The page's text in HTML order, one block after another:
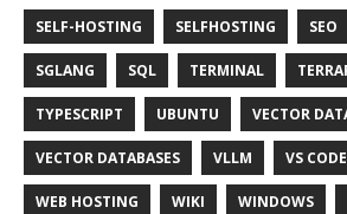
SELF-HOSTING SELFHOSTING SEO
SGLANG SQL TERMINAL
TYPESCRIPT UBUNTU VECTOR
VECTOR DATABASES VLLM VS CODE
WEB HOSTING WIKI WINDOWS